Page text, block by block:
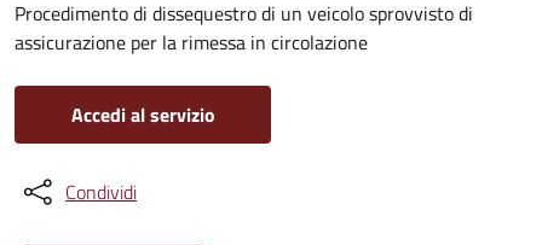
Procedimento di dissequestro di un veicolo sprovvisto di
assicurazione per la rimessa in circolazione
Accedi al servizio
Condividi